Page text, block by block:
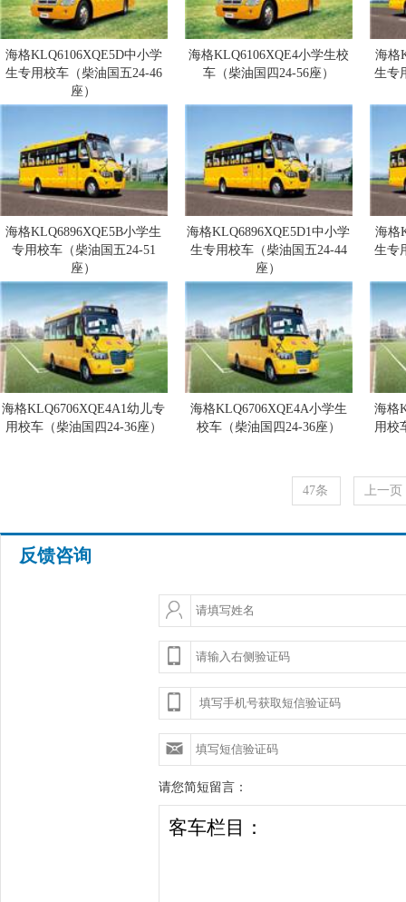
海格KLQ6106XQE5D中小学
生专用校车（柴油国五24-46
座）
海格KLQ6106XQE4小学生校
车（柴油国四24-56座）
海格
生专
海格KLQ6896XQE5B小学生
专用校车（柴油国五24-51
座）
海格KLQ6896XQE5D1中小学
生专用校车（柴油国五24-44
座）
海格
生专
海格KLQ6706XQE4A1幼儿专
用校车（柴油国四24-36座）
海格KLQ6706XQE4A小学生
校车（柴油国四24-36座）
海格
用校
47条 上一页
反馈咨询
请您简短留言：